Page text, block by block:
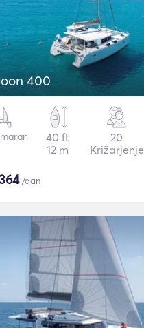
400
40 ft
12 m
20
Križarjenje
/dan